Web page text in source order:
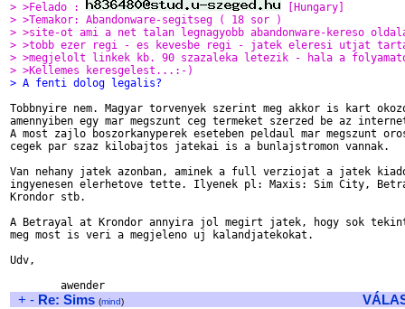
> >Felado :
[Hungary]
> >Temakor: Abandonware-segitseg ( 18 sor )
> >site-ot ami a net talan legnagyobb abandonware-kereso
> >tobb ezer regi - es kevesbe regi - jatek eleresi utjat
> >megjelolt linkek kb. 90 szazaleka letezik - hala a
> >Kellemes keresgelest...:-)
> A fenti dolog legalis?
Tobbnyire nem. Magyar torvenyek szerint meg akkor is kart
amennyiben egy mar megszunt ceg termeket szerzed be az
A most zajlo boszorkanyperek eseteben peldaul mar megszunt
cegek par szaz kilobajtos jatekai is a bunlajstromon vannak.
Van nehany jatek azonban, aminek a full verziojat a jatek
ingyenesen elerhetove tette. Ilyenek pl: Maxis: Sim City,
Krondor stb.
A Betrayal at Krondor annyira jol megirt jatek, hogy sok
meg most is veri a megjeleno uj kalandjatekokat.
Udv,
+ - Re: Sims (mind)